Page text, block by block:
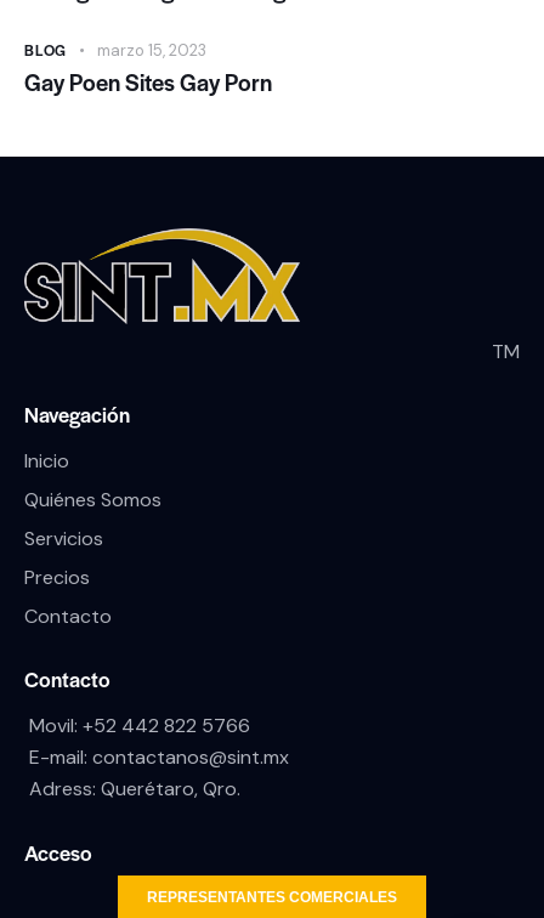
BLOG marzo 15, 2023
Gay Poen Sites Gay Porn
TM
Navegación
Inicio
Quiénes Somos
Servicios
Precios
Contacto
Contacto
Movil: +52 442 822 5766
E-mail: contactanos@sint.mx
Adress: Querétaro, Qro.
Acceso
REPRESENTANTES COMERCIALES